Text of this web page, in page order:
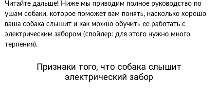
Читайте дальше! Ниже мы приводим полное руководство по
ушам собаки, которое поможет вам понять, насколько хорошо
ваша собака слышит и как можно обучить ее работать с
электрическим забором (спойлер: для этого нужно много
терпения).
Признаки того, что собака слышит
электрический забор